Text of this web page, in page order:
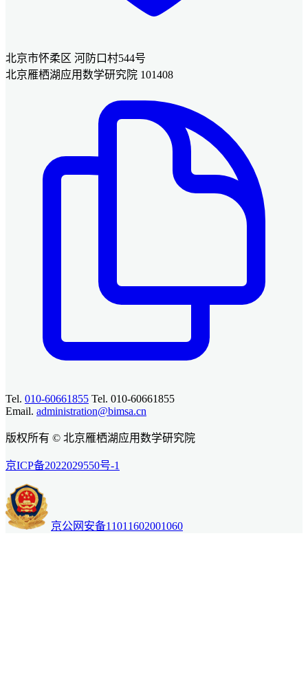
北京市怀柔区 河防口村544号
北京雁栖湖应用数学研究院 101408
Tel. 010-60661855 Tel. 010-60661855
Email. administration@bimsa.cn
版权所有 © 北京雁栖湖应用数学研究院
京ICP备2022029550号-1
京公网安备11011602001060